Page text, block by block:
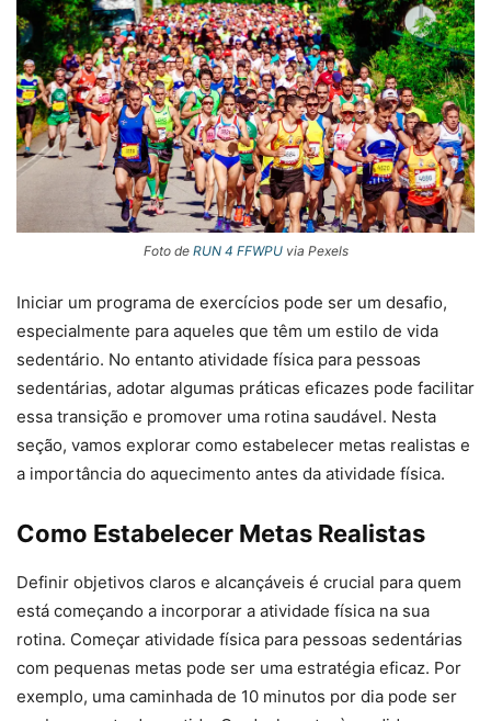
Foto de RUN 4 FFWPUvia Pexels
Iniciar um programa de exercícios pode ser um desafio,
especialmente para aqueles que têm um estilo de vida
sedentário. No entanto atividade física para pessoas
sedentárias, adotar algumas práticas eficazes pode facilitar
essa transição e promover uma rotina saudável. Nesta
seção, vamos explorar como estabelecer metas realistas e
a importância do aquecimento antes da atividade física.
Como Estabelecer Metas Realistas
Definir objetivos claros e alcançáveis é crucial para quem
está começando a incorporar a atividade física na sua
rotina. Começar atividade física para pessoas sedentárias
com pequenas metas pode ser uma estratégia eficaz. Por
exemplo, uma caminhada de 10 minutos por dia pode ser